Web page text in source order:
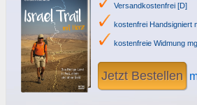
Versandkostenfrei [D]
kostenfrei Handsigniert
kostenfreie Widmung
Jetzt Bestellen